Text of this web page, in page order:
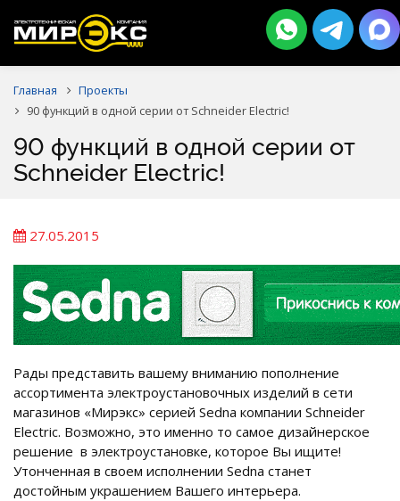
Главная
Проекты
90 функций в одной серии от Schneider Electric!
90 функций в одной серии от
Schneider Electric!
27.05.2015
Рады представить вашему вниманию пополнение
ассортимента электроустановочных изделий в сети
магазинов «Мирэкс» серией Sedna компании Schneider
Electric. Возможно, это именно то самое дизайнерское
решение в электроустановке, которое Вы ищите!
Утонченная в своем исполнении Sedna станет
достойным украшением Вашего интерьера.